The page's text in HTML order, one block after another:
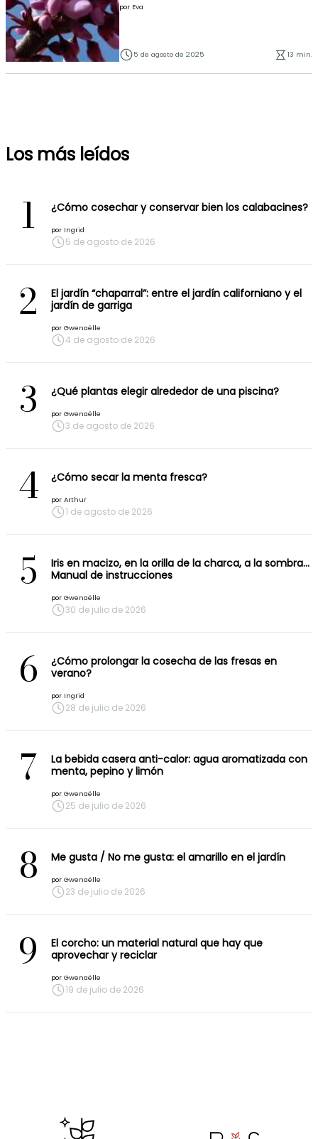
por Eva
5 de agosto de 2025 13 min.
Los más leídos
1 ¿Cómo cosechar y conservar bien los calabacines?
por Ingrid
5 de agosto de 2026
2
El jardín “chaparral”: entre el jardín californiano y el
jardín de garriga
por Gwenaëlle
4 de agosto de 2026
3 ¿Qué plantas elegir alrededor de una piscina?
por Gwenaëlle
3 de agosto de 2026
4 ¿Cómo secar la menta fresca?
por Arthur
1 de agosto de 2026
5
Iris en macizo, en la orilla de la charca, a la sombra…
Manual de instrucciones
por Gwenaëlle
30 de julio de 2026
6
¿Cómo prolongar la cosecha de las fresas en
verano?
por Ingrid
28 de julio de 2026
7
La bebida casera anti-calor: agua aromatizada con
menta, pepino y limón
por Gwenaëlle
25 de julio de 2026
8 Me gusta / No me gusta: el amarillo en el jardín
por Gwenaëlle
23 de julio de 2026
9
El corcho: un material natural que hay que
aprovechar y reciclar
por Gwenaëlle
19 de julio de 2026